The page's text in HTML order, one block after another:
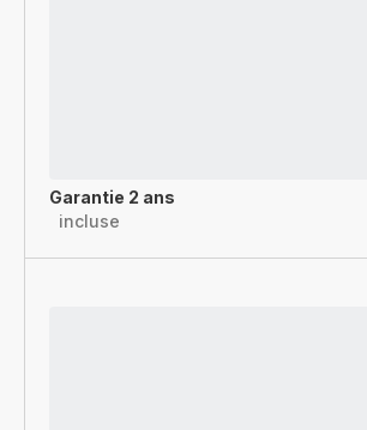
Garantie 2 ans
incluse